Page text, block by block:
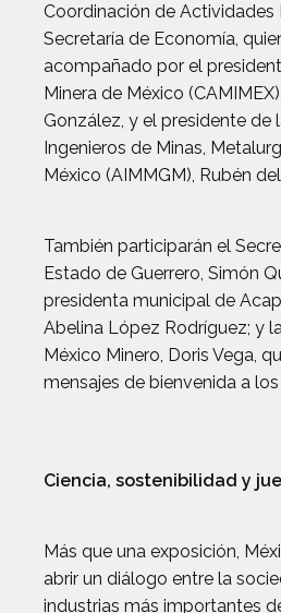
Coordinación de Actividades
Secretaría de Economía,
acompañado por el
Minera de México
González, y el presidente de
Ingenieros de Minas,
México (AIMMGM), Rubén
También participarán el
Estado de Guerrero, Simón
presidenta municipal de
Abelina López Rodríguez; y
México Minero, Doris Vega,
mensajes de bienvenida a
Ciencia, sostenibilidad y
Más que una exposición,
abrir un diálogo entre la
industrias más importantes